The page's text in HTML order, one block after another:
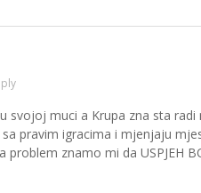
svojoj muci a Krupa zna sta
pravim igracima i mjenjaju
problem znamo mi da USPJEH